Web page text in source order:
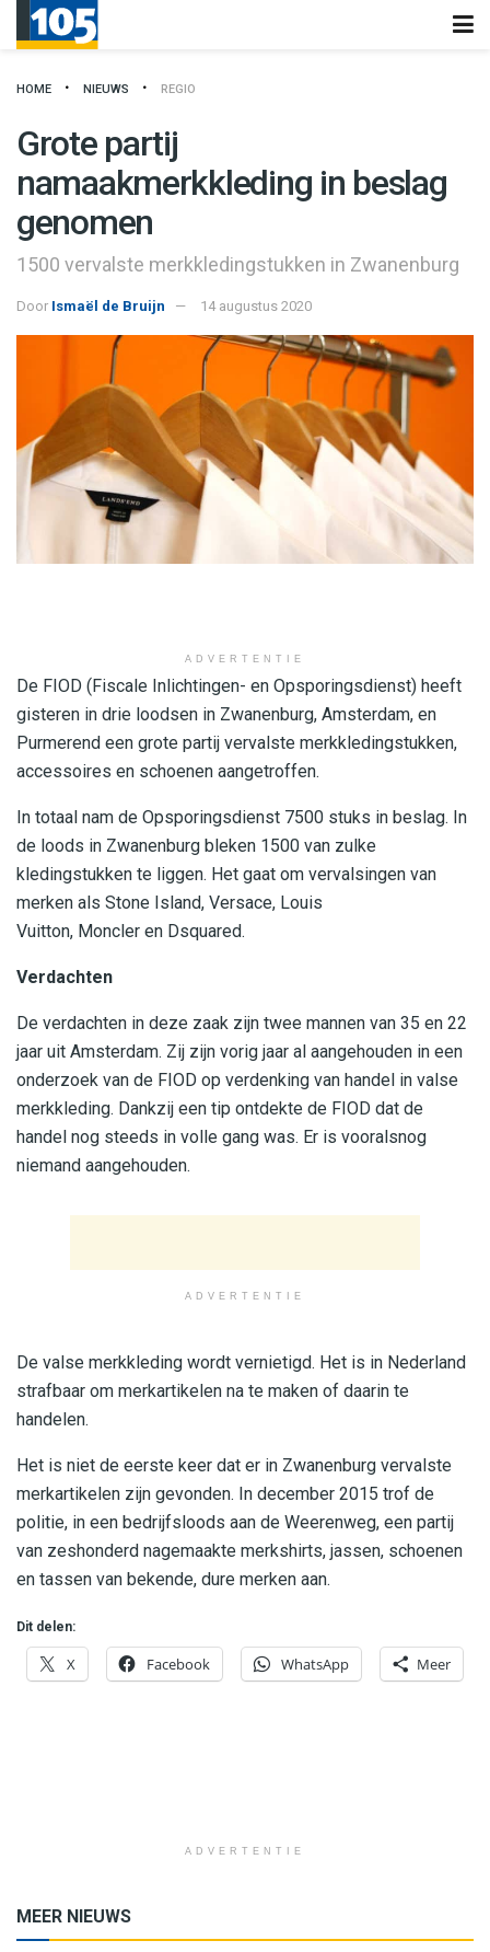
HOME NIEUWS REGIO
Grote partij
namaakmerkkleding in beslag
genomen
1500 vervalste merkkledingstukken in Zwanenburg
Door Ismaël de Bruijn 14 augustus 2020
ADVERTENTIE
De FIOD (Fiscale Inlichtingen- en Opsporingsdienst) heeft
gisteren in drie loodsen in Zwanenburg, Amsterdam, en
Purmerend een grote partij vervalste merkkledingstukken,
accessoires en schoenen aangetroffen.
In totaal nam de Opsporingsdienst 7500 stuks in beslag. In
de loods in Zwanenburg bleken 1500 van zulke
kledingstukken te liggen. Het gaat om vervalsingen van
merken als Stone Island, Versace, Louis
Vuitton, Moncler en Dsquared.
Verdachten
De verdachten in deze zaak zijn twee mannen van 35 en 22
jaar uit Amsterdam. Zij zijn vorig jaar al aangehouden in een
onderzoek van de FIOD op verdenking van handel in valse
merkkleding. Dankzij een tip ontdekte de FIOD dat de
handel nog steeds in volle gang was. Er is vooralsnog
niemand aangehouden.
ADVERTENTIE
De valse merkkleding wordt vernietigd. Het is in Nederland
strafbaar om merkartikelen na te maken of daarin te
handelen.
Het is niet de eerste keer dat er in Zwanenburg vervalste
merkartikelen zijn gevonden. In december 2015 trof de
politie, in een bedrijfsloods aan de Weerenweg, een partij
van zeshonderd nagemaakte merkshirts, jassen, schoenen
en tassen van bekende, dure merken aan.
Dit delen:
X Facebook WhatsApp Meer
ADVERTENTIE
MEER NIEUWS